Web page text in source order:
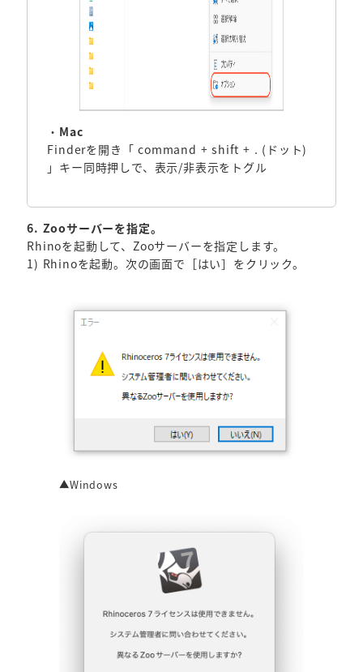
・ Mac
Finderを開き「 command + shift + . (ドット)
」キー同時押しで、表示/非表示をトグル
6. Zooサーバーを指定。
Rhinoを起動して、Zooサーバーを指定します。
1) Rhinoを起動。次の画面で［はい］をクリック。
▲Windows